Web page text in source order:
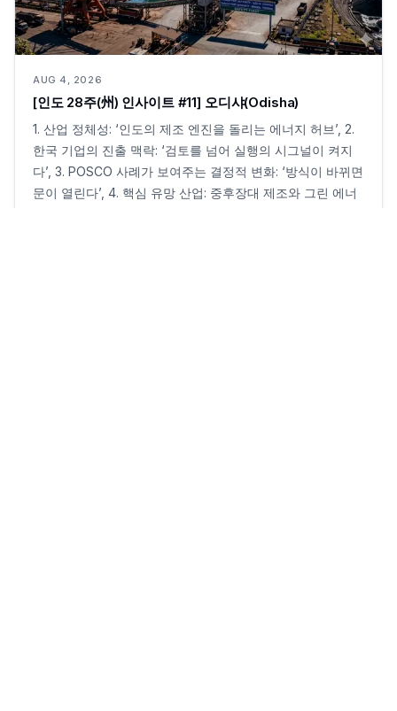
AUG 4, 2026
[인도 28주(州) 인사이트 #11] 오디샤(Odisha)
1. 산업 정체성: ‘인도의 제조 엔진을 돌리는 에너지 허브’, 2.
한국 기업의 진출 맥락: ‘검토를 넘어 실행의 시그널이 켜지
다’, 3. POSCO 사례가 보여주는 결정적 변화: ‘방식이 바뀌면
문이 열린다’, 4. 핵심 유망 산업: 중후장대 제조와 그린 에너